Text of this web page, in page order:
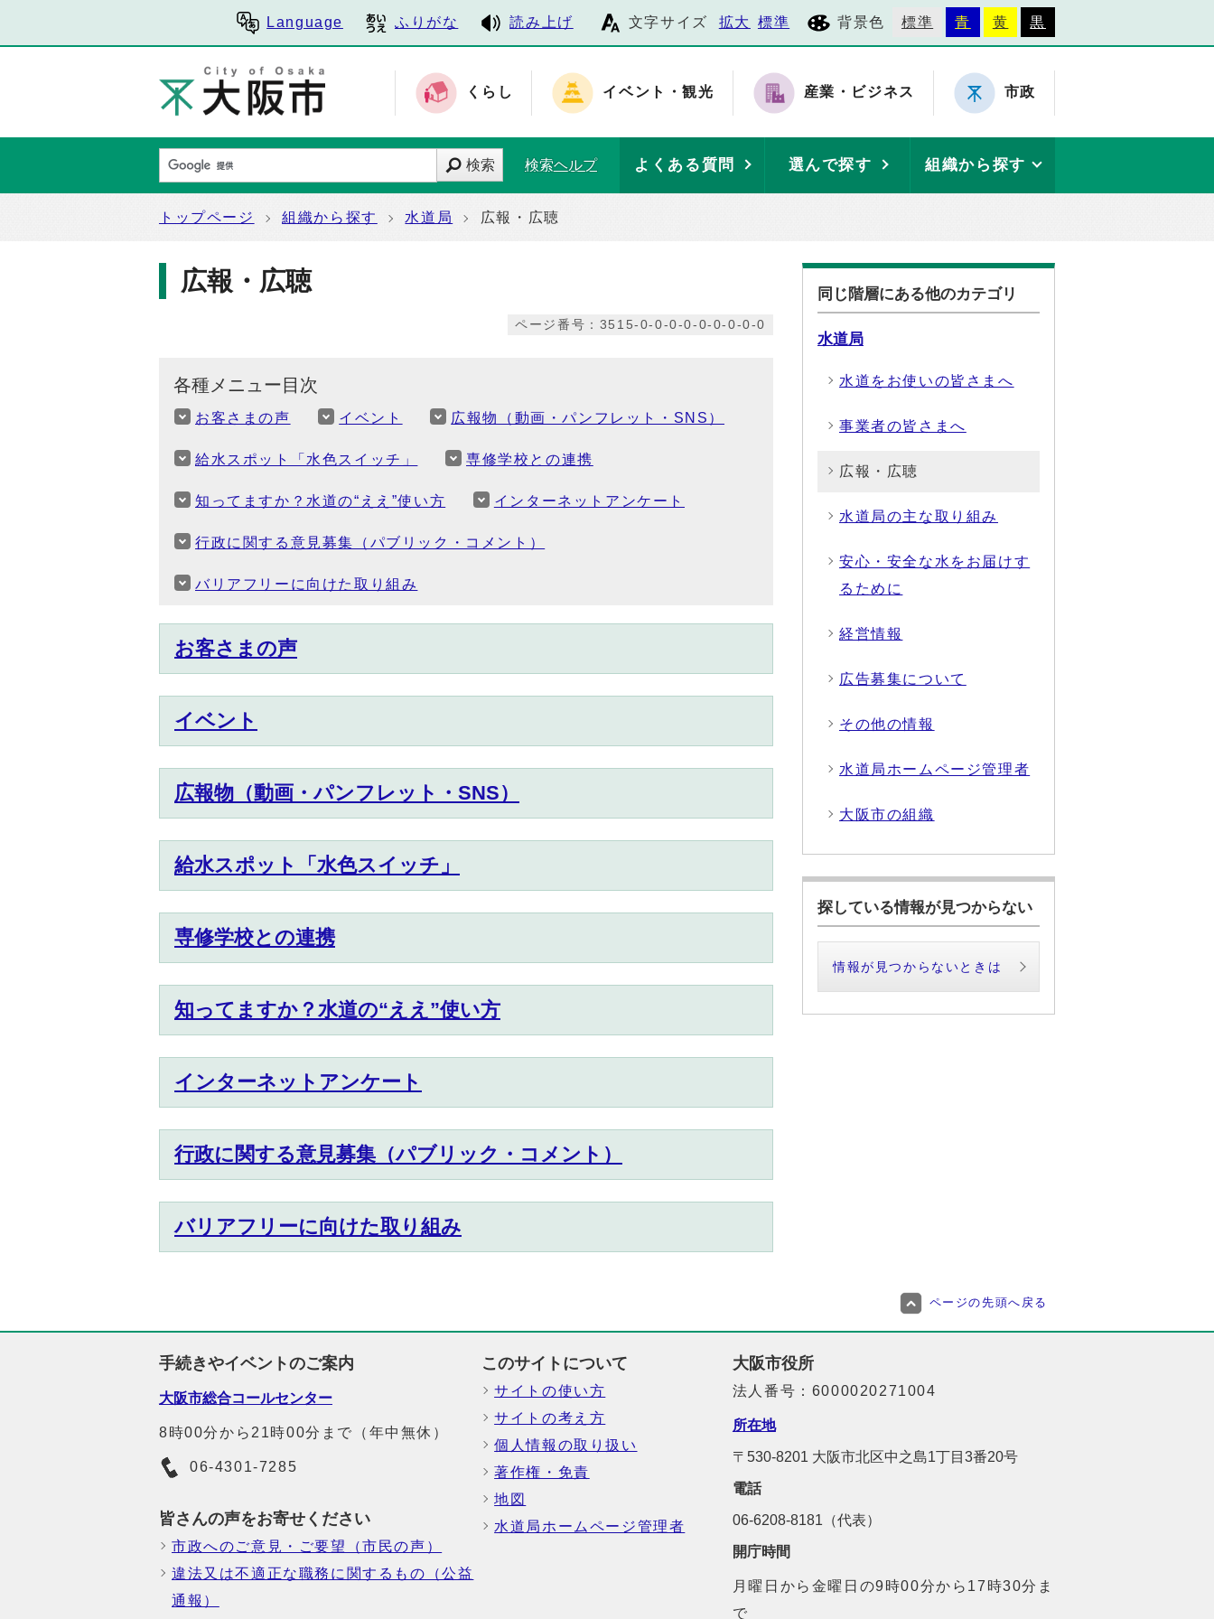
Language ふりがな 読み上げ 文字サイズ 拡大 標準 背景色 標準 青 黄 黒
くらし イベント・観光 産業・ビジネス 市政
検索 検索ヘルプ よくある質問 選んで探す 組織から探す
トップページ 組織から探す 水道局 広報・広聴
広報・広聴
ページ番号：3515-0-0-0-0-0-0-0-0-0
各種メニュー目次
お客さまの声 イベント 広報物（動画・パンフレット・SNS）
給水スポット「水色スイッチ」 専修学校との連携
知ってますか？水道の“ええ”使い方 インターネットアンケート
行政に関する意見募集（パブリック・コメント）
バリアフリーに向けた取り組み
お客さまの声
イベント
広報物（動画・パンフレット・SNS）
給水スポット「水色スイッチ」
専修学校との連携
知ってますか？水道の“ええ”使い方
インターネットアンケート
行政に関する意見募集（パブリック・コメント）
バリアフリーに向けた取り組み
同じ階層にある他のカテゴリ
水道局
水道をお使いの皆さまへ
事業者の皆さまへ
広報・広聴
水道局の主な取り組み
安心・安全な水をお届けす
るために
経営情報
広告募集について
その他の情報
水道局ホームページ管理者
大阪市の組織
探している情報が見つからない
情報が見つからないときは
ページの先頭へ戻る
手続きやイベントのご案内
大阪市総合コールセンター
8時00分から21時00分まで（年中無休）
06-4301-7285
皆さんの声をお寄せください
市政へのご意見・ご要望（市民の声）
違法又は不適正な職務に関するもの（公益
通報）
このサイトについて
サイトの使い方
サイトの考え方
個人情報の取り扱い
著作権・免責
地図
水道局ホームページ管理者
大阪市役所
法人番号：6000020271004
所在地
〒530-8201 大阪市北区中之島1丁目3番20号
電話
06-6208-8181（代表）
開庁時間
月曜日から金曜日の9時00分から17時30分ま
で